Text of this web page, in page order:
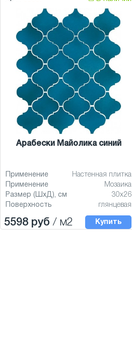
Арабески Майолика синий
Применение
Настенная плитка
Применение
Мозаика
Размер (ШхД), см
30x26
Поверхность
глянцевая
5598 руб / м2 Купить